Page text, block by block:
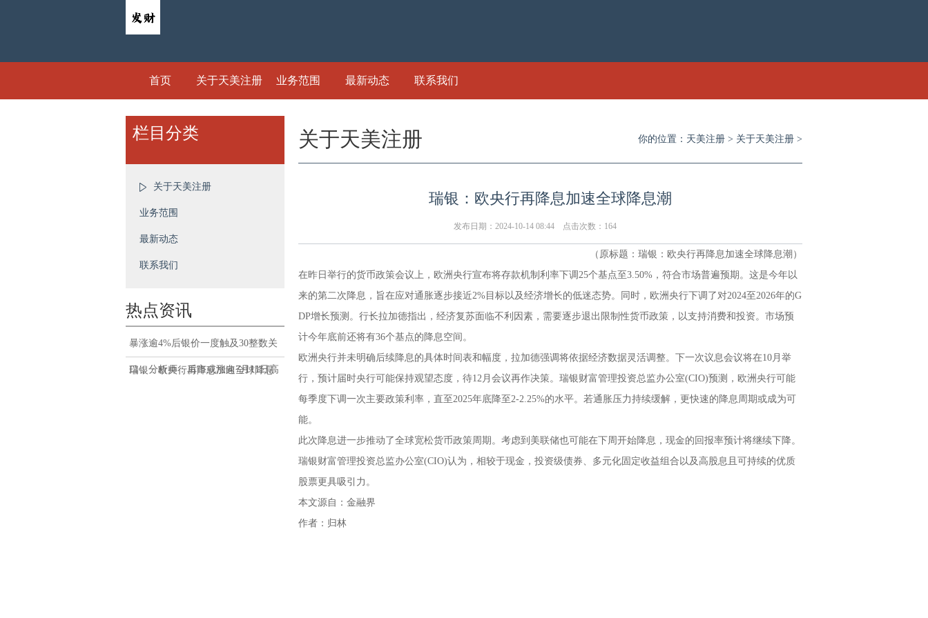
首页 关于天美注册 业务范围 最新动态 联系我们
栏目分类
关于天美注册
业务范围
最新动态
联系我们
热点资讯
暴涨逾4%后银价一度触及30整数关
口，分析师：后市或涨向7月11日高
瑞银：欧央行再降息加速全球降息
关于天美注册 你的位置： 天美注册 > 关于天美注册 >
瑞银：欧央行再降息加速全球降息潮
发布日期：2024-10-14 08:44 点击次数：164
（原标题：瑞银：欧央行再降息加速全球降息潮）
在昨日举行的货币政策会议上，欧洲央行宣布将存款机制利率下调25个基点至3.50%，符合市场普遍预期。这是今年以
来的第二次降息，旨在应对通胀逐步接近2%目标以及经济增长的低迷态势。同时，欧洲央行下调了对2024至2026年的G
DP增长预测。行长拉加德指出，经济复苏面临不利因素，需要逐步退出限制性货币政策，以支持消费和投资。市场预
计今年底前还将有36个基点的降息空间。
欧洲央行并未明确后续降息的具体时间表和幅度，拉加德强调将依据经济数据灵活调整。下一次议息会议将在10月举
行，预计届时央行可能保持观望态度，待12月会议再作决策。瑞银财富管理投资总监办公室(CIO)预测，欧洲央行可能
每季度下调一次主要政策利率，直至2025年底降至2-2.25%的水平。若通胀压力持续缓解，更快速的降息周期或成为可
能。
此次降息进一步推动了全球宽松货币政策周期。考虑到美联储也可能在下周开始降息，现金的回报率预计将继续下降。
瑞银财富管理投资总监办公室(CIO)认为，相较于现金，投资级债券、多元化固定收益组合以及高股息且可持续的优质
股票更具吸引力。
本文源自：金融界
作者：归林